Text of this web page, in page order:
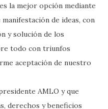
la mejor opción mediante
de ideas, con
y solución de los
todo con triunfos
aceptación de nuestro
AMLO y que
derechos y beneficios